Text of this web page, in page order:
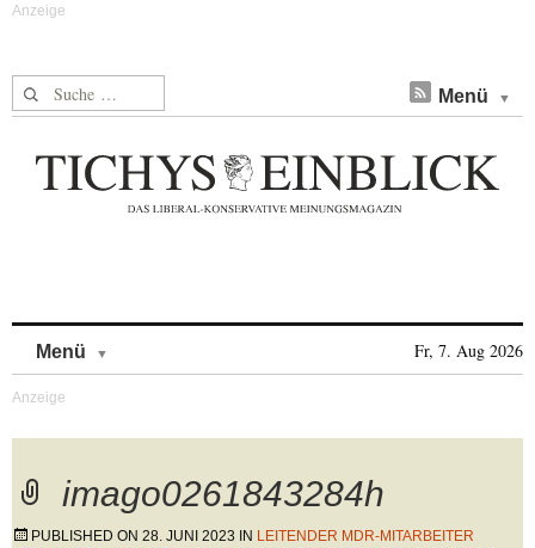
Suche nach: Menü
Menü Fr, 7. Aug 2026
imago0261843284h
PUBLISHED ON 28. JUNI 2023 IN LEITENDER MDR-MITARBEITER